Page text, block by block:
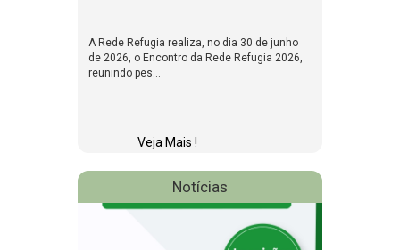
A Rede Refugia realiza, no dia 30 de junho
de 2026, o Encontro da Rede Refugia 2026,
reunindo pes...
Veja Mais !
Notícias